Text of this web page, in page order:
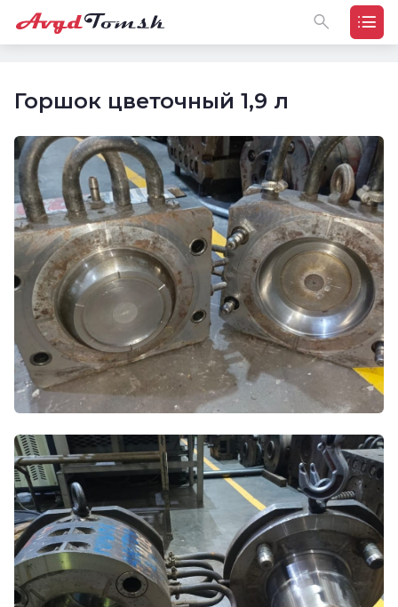
Горшок цветочный 1,9 л